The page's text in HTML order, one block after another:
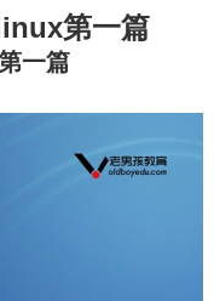
第一篇
一篇